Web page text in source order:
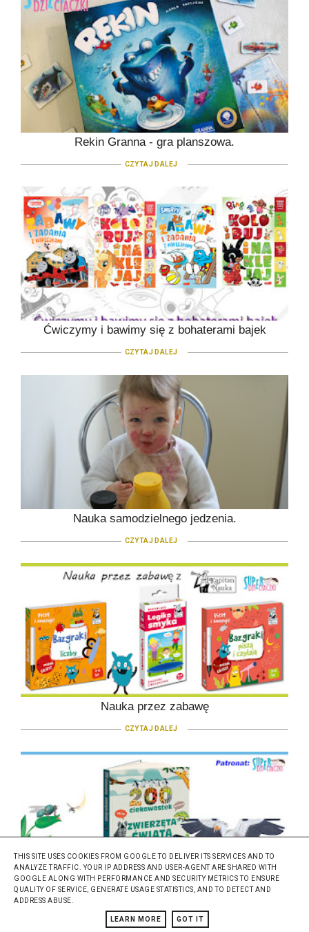
Rekin Granna - gra planszowa.
CZYTAJ DALEJ
Ćwiczymy i bawimy się z bohaterami bajek
CZYTAJ DALEJ
Nauka samodzielnego jedzenia.
CZYTAJ DALEJ
Nauka przez zabawę
CZYTAJ DALEJ
Zwierzęta świata. 200 ciekawostek - Bookolika
CZYTAJ DALEJ
THIS SITE USES COOKIES FROM GOOGLE TO DELIVER ITS SERVICES AND TO
ANALYZE TRAFFIC. YOUR IP ADDRESS AND USER-AGENT ARE SHARED WITH
GOOGLE ALONG WITH PERFORMANCE AND SECURITY METRICS TO ENSURE
QUALITY OF SERVICE, GENERATE USAGE STATISTICS, AND TO DETECT AND
ADDRESS ABUSE.
LEARN MORE GOT IT